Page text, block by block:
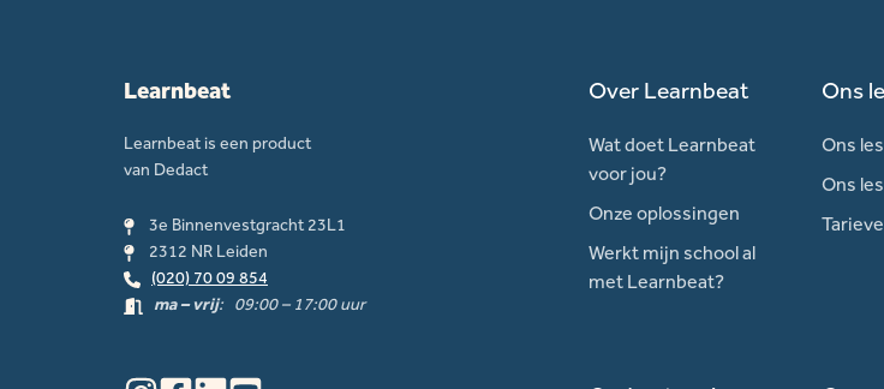
Learnbeat
Learnbeat is een product
van Dedact
3e Binnenvestgracht 23L1
2312 NR Leiden
(020) 70 09 854
ma – vrij: 09:00 – 17:00 uur
Over Learnbeat
Wat doet Learnbeat
voor jou?
Onze oplossingen
Werkt mijn school al
met Learnbeat?
Ons
Ons
Ons